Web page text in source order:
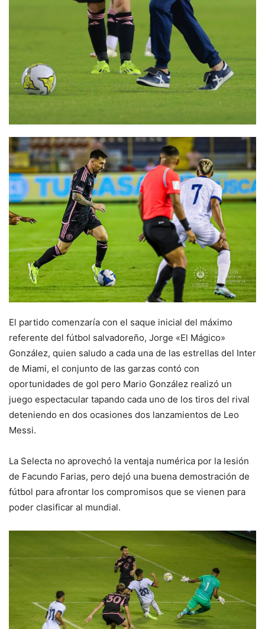
El partido comenzaría con el saque inicial del máximo
referente del fútbol salvadoreño, Jorge «El Mágico»
González, quien saludo a cada una de las estrellas del Inter
de Miami, el conjunto de las garzas contó con
oportunidades de gol pero Mario González realizó un
juego espectacular tapando cada uno de los tiros del rival
deteniendo en dos ocasiones dos lanzamientos de Leo
Messi.
La Selecta no aprovechó la ventaja numérica por la lesión
de Facundo Farias, pero dejó una buena demostración de
fútbol para afrontar los compromisos que se vienen para
poder clasificar al mundial.